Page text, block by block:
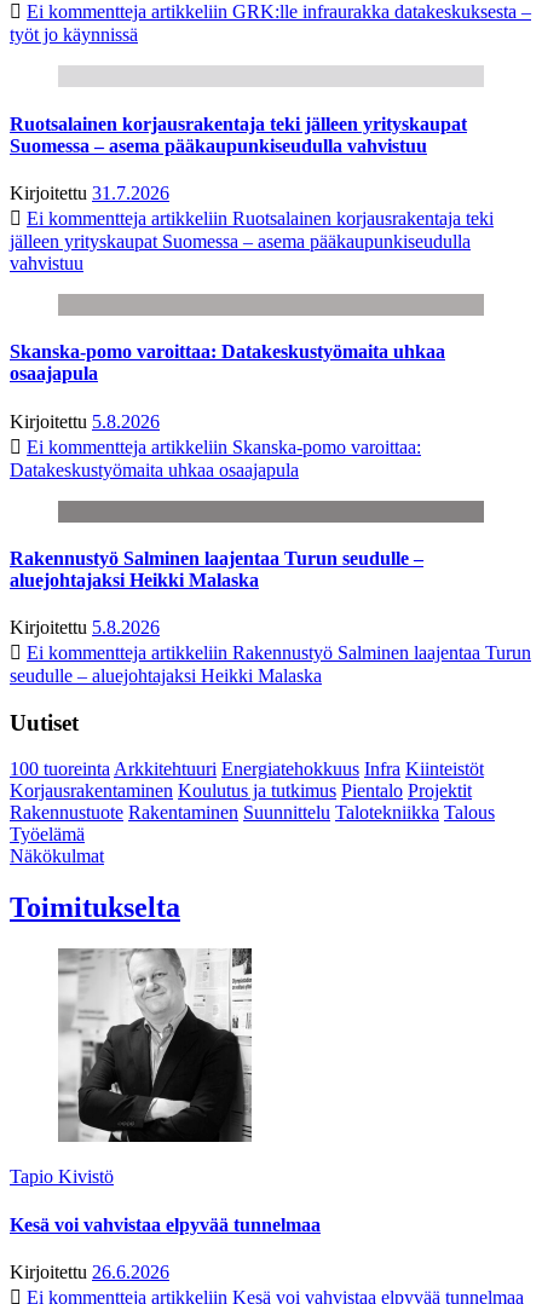
Ei kommentteja artikkeliin GRK:lle infraurakka datakeskuksesta –
työt jo käynnissä
Ruotsalainen korjausrakentaja teki jälleen yrityskaupat
Suomessa – asema pääkaupunkiseudulla vahvistuu
Kirjoitettu 31.7.2026
Ei kommentteja artikkeliin Ruotsalainen korjausrakentaja teki
jälleen yrityskaupat Suomessa – asema pääkaupunkiseudulla
vahvistuu
Skanska-pomo varoittaa: Datakeskustyömaita uhkaa
osaajapula
Kirjoitettu 5.8.2026
Ei kommentteja artikkeliin Skanska-pomo varoittaa:
Datakeskustyömaita uhkaa osaajapula
Rakennustyö Salminen laajentaa Turun seudulle –
aluejohtajaksi Heikki Malaska
Kirjoitettu 5.8.2026
Ei kommentteja artikkeliin Rakennustyö Salminen laajentaa Turun
seudulle – aluejohtajaksi Heikki Malaska
Uutiset
100 tuoreintaArkkitehtuuri Energiatehokkuus Infra Kiinteistöt
Korjausrakentaminen Koulutus ja tutkimus Pientalo Projektit
Rakennustuote Rakentaminen Suunnittelu Talotekniikka Talous
Työelämä
Näkökulmat
Toimitukselta
Tapio Kivistö
Kesä voi vahvistaa elpyvää tunnelmaa
Kirjoitettu 26.6.2026
Ei kommentteja artikkeliin Kesä voi vahvistaa elpyvää tunnelmaa